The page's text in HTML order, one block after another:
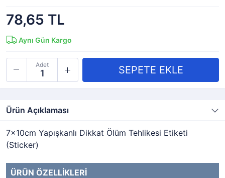
78,65 TL
Aynı Gün Kargo
Adet
Ürün Açıklaması
7x10cm Yapışkanlı Dikkat Ölüm Tehlikesi Etiketi
(Sticker)
ÜRÜN ÖZELLİKLERİ